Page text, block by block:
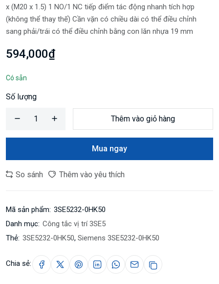
x (M20 x 1.5) 1 NO/1 NC tiếp điểm tác động nhanh tích hợp
(không thể thay thế) Cần vặn có chiều dài có thể điều chỉnh
sang phải/trái có thể điều chỉnh bằng con lăn nhựa 19 mm
594,000₫
Có sẵn
Số lượng
Thêm vào giỏ hàng
Mua ngay
So sánh Thêm vào yêu thích
Mã sản phẩm: 3SE5232-0HK50
Danh mục: Công tắc vị trí 3SE5
Thẻ: 3SE5232-0HK50, Siemens 3SE5232-0HK50
Chia sẻ: